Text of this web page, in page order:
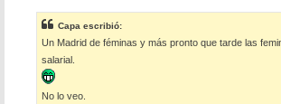
s
a
j
e
Capa escribió:
Un Madrid de féminas y más pronto que tarde las
salarial.
No lo veo.